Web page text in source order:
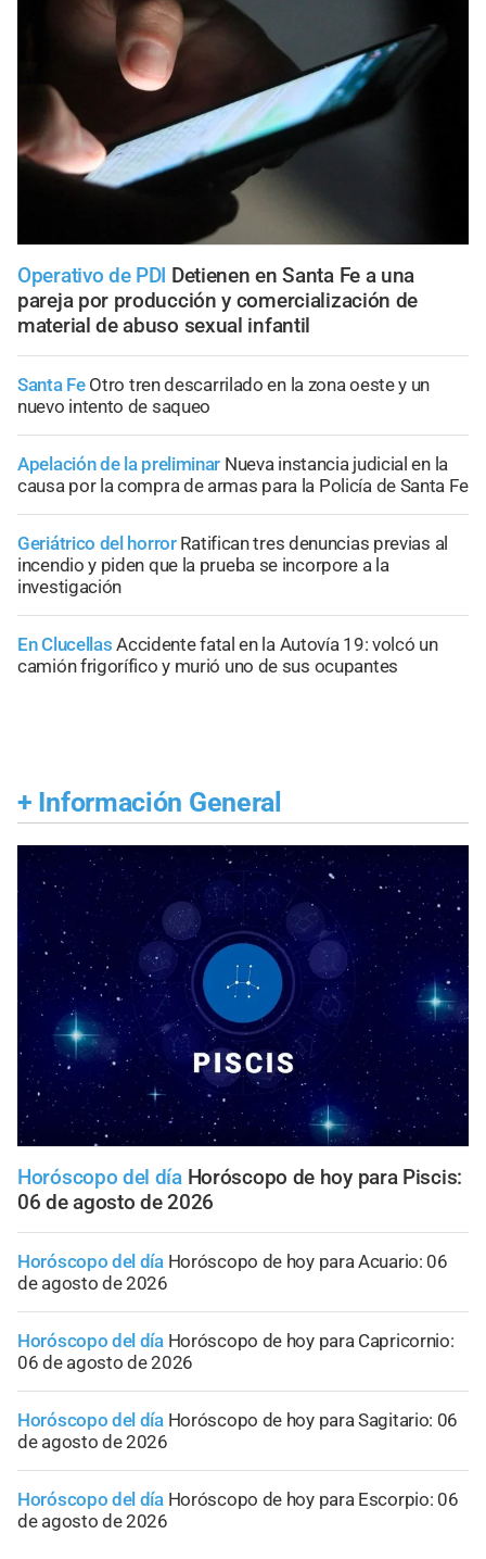
Operativo de PDI Detienen en Santa Fe a una
pareja por producción y comercialización de
material de abuso sexual infantil
Santa Fe Otro tren descarrilado en la zona oeste y un
nuevo intento de saqueo
Apelación de la preliminar Nueva instancia judicial en la
causa por la compra de armas para la Policía de Santa Fe
Geriátrico del horror Ratifican tres denuncias previas al
incendio y piden que la prueba se incorpore a la
investigación
En Clucellas Accidente fatal en la Autovía 19: volcó un
camión frigorífico y murió uno de sus ocupantes
+ Información General
Horóscopo del día Horóscopo de hoy para Piscis:
06 de agosto de 2026
Horóscopo del día Horóscopo de hoy para Acuario: 06
de agosto de 2026
Horóscopo del día Horóscopo de hoy para Capricornio:
06 de agosto de 2026
Horóscopo del día Horóscopo de hoy para Sagitario: 06
de agosto de 2026
Horóscopo del día Horóscopo de hoy para Escorpio: 06
de agosto de 2026